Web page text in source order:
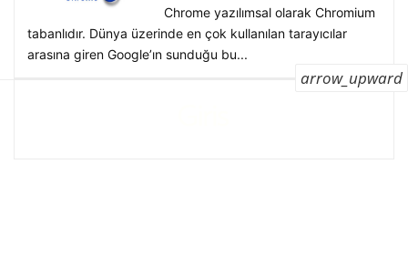
Chrome yazılımsal olarak Chromium
tabanlıdır. Dünya üzerinde en çok kullanılan tarayıcılar
arasına giren Google’ın sunduğu bu...
arrow_upward